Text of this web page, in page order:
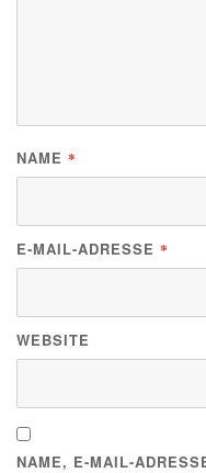
NAME *
E-MAIL-ADRESSE *
WEBSITE
NAME, E-MAIL-